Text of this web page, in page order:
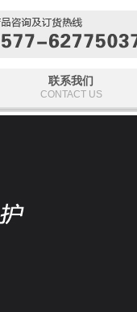
联系我们
CONTACT US